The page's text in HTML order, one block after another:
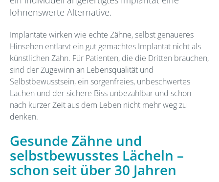
lohnenswerte Alternative.
Implantate wirken wie echte Zähne, selbst genaueres
Hinsehen entlarvt ein gut gemachtes Implantat nicht als
künstlichen Zahn. Für Patienten, die die Dritten brauchen,
sind der Zugewinn an Lebensqualität und
Selbstbewusstsein, ein sorgenfreies, unbeschwertes
Lachen und der sichere Biss unbezahlbar und schon
nach kurzer Zeit aus dem Leben nicht mehr weg zu
denken.
Gesunde Zähne und
selbstbewusstes Lächeln –
schon seit über 30 Jahren